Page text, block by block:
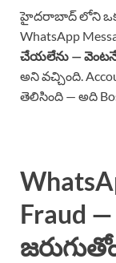
హైదరాబాద్ లోని ఒక
WhatsApp
చేయలేను — వెంటనే
అని వచ్చింది.
తెలిసింది — అది
Fraud